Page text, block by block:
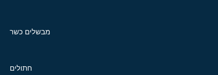
מבשלים כשר
חתולים